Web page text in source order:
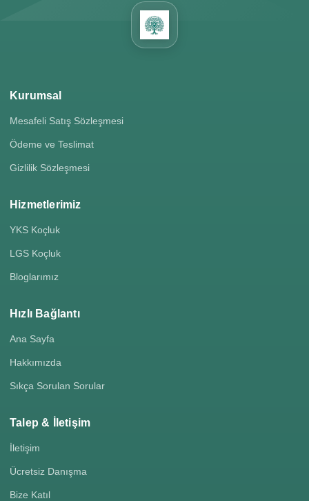
Kurumsal
Mesafeli Satış Sözleşmesi
Ödeme ve Teslimat
Gizlilik Sözleşmesi
Hizmetlerimiz
YKS Koçluk
LGS Koçluk
Bloglarımız
Hızlı Bağlantı
Ana Sayfa
Hakkımızda
Sıkça Sorulan Sorular
Talep & İletişim
İletişim
Ücretsiz Danışma
Bize Katıl